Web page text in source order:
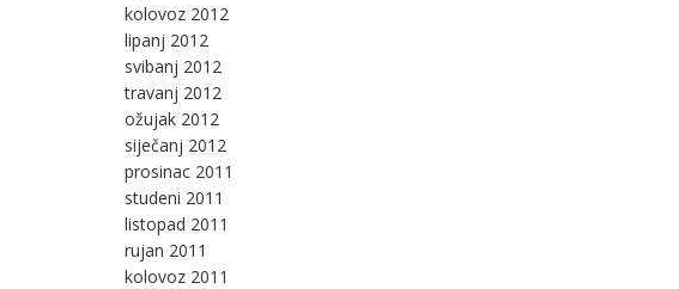
kolovoz 2012
lipanj 2012
svibanj 2012
travanj 2012
ožujak 2012
siječanj 2012
prosinac 2011
studeni 2011
listopad 2011
rujan 2011
kolovoz 2011